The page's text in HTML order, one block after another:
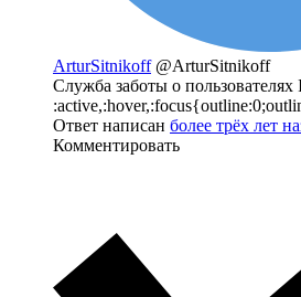
ArturSitnikoff @ArturSitnikoff
Служба заботы о пользователях
Ответ написан более трёх лет
Комментировать